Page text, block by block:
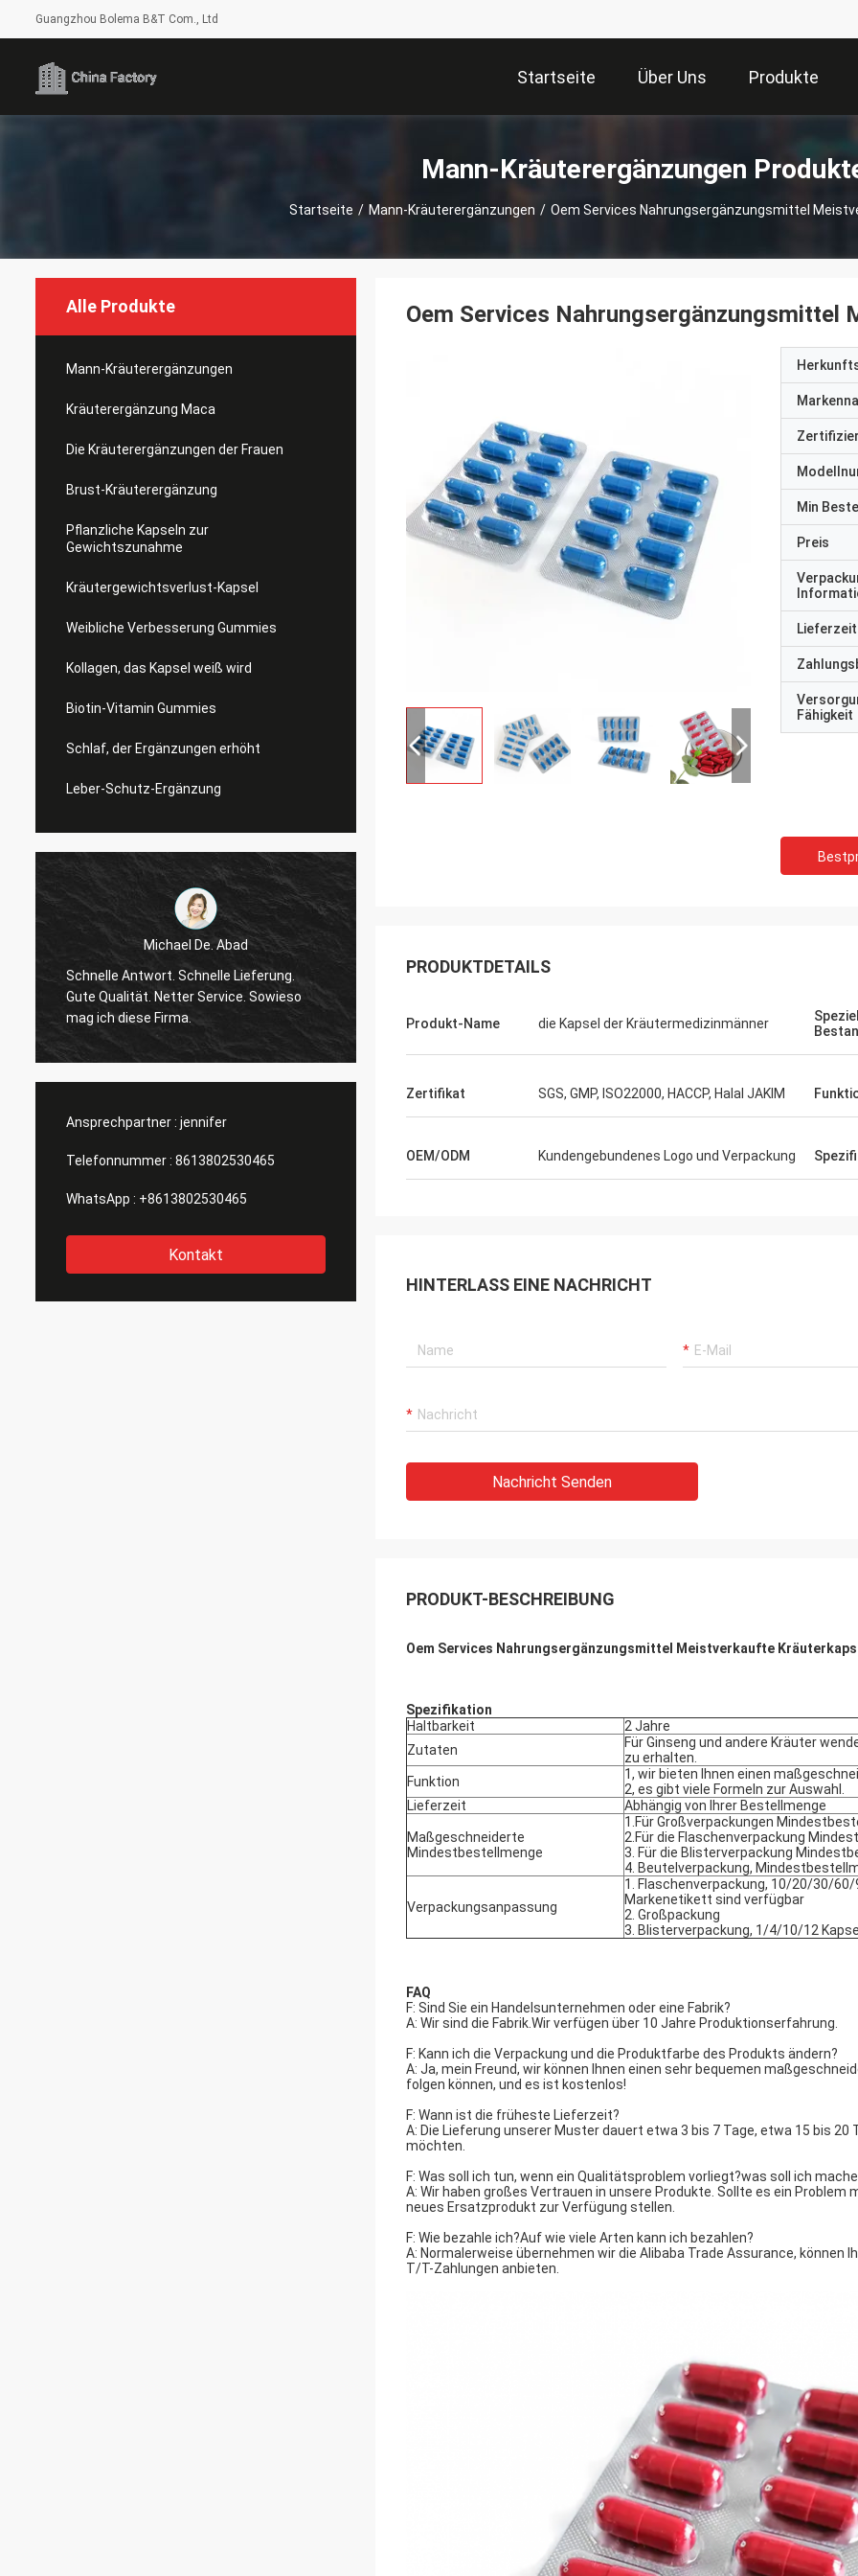
Guangzhou Bolema B&T Com., Ltd
Startseite Über Uns Produkte
Mann-Kräuterergänzungen
Startseite / Mann-Kräuterergänzungen / Oem Services Nahrungsergänzungsmittel
Alle Produkte
Mann-Kräuterergänzungen
Kräuterergänzung Maca
Die Kräuterergänzungen der Frauen
Brust-Kräuterergänzung
Pflanzliche Kapseln zur
Gewichtszunahme
Kräutergewichtsverlust-Kapsel
Weibliche Verbesserung Gummies
Kollagen, das Kapsel weiß wird
Biotin-Vitamin Gummies
Schlaf, der Ergänzungen erhöht
Leber-Schutz-Ergänzung
Michael De. Abad
Schnelle Antwort. Schnelle Lieferung.
Gute Qualität. Netter Service. Sowieso
mag ich diese Firma.
guter Geschäftsmann. Ich bin zurück bald.
fühlen so sicher zu kaufen haben.
Ihre
schnell und die Qualität
Ansprechpartner : jennifer
Telefonnummer : 8613802530465
WhatsApp : +8613802530465
Kontakt
Oem Services Nahrungsergänzungsmittel
Min
Preis
Lieferzeit
Fähigkeit
PRODUKTDETAILS
Produkt-Name die Kapsel der Kräutermedizinmänner
Zertifikat SGS, GMP, ISO22000, HACCP, Halal JAKIM
OEM/ODM Kundengebundenes Logo und Verpackung
HINTERLASS EINE NACHRICHT
Nachricht Senden
PRODUKT-BESCHREIBUNG
Oem Services Nahrungsergänzungsmittel Meistverkaufte
Spezifikation
Haltbarkeit
2 Jahre
Zutaten
Für Ginseng und andere Kräuter
zu erhalten.
Funktion
1, wir bieten Ihnen einen
2, es gibt viele Formeln zur Auswahl.
Lieferzeit
Abhängig von Ihrer Bestellmenge
Maßgeschneiderte
Mindestbestellmenge
1.Für Großverpackungen
2.Für die Flaschenverpackung
3. Für die Blisterverpackung
4. Beutelverpackung,
Verpackungsanpassung
1. Flaschenverpackung, 10/20/30/
Markenetikett sind verfügbar
2. Großpackung
3. Blisterverpackung, 1/4/10/12
FAQ
F: Sind Sie ein Handelsunternehmen oder eine Fabrik?
A: Wir sind die Fabrik.Wir verfügen über 10 Jahre Produktionserfahrung.
F: Kann ich die Verpackung und die Produktfarbe des Produkts ändern?
A: Ja, mein Freund, wir können Ihnen einen sehr bequemen
folgen können, und es ist kostenlos!
F: Wann ist die früheste Lieferzeit?
A: Die Lieferung unserer Muster dauert etwa 3 bis 7 Tage, etwa 15 bis
möchten.
F: Was soll ich tun, wenn ein Qualitätsproblem vorliegt?was soll ich
A: Wir haben großes Vertrauen in unsere Produkte. Sollte es ein
neues Ersatzprodukt zur Verfügung stellen.
F: Wie bezahle ich?Auf wie viele Arten kann ich bezahlen?
A: Normalerweise übernehmen wir die Alibaba Trade Assurance, können
T/T-Zahlungen anbieten.